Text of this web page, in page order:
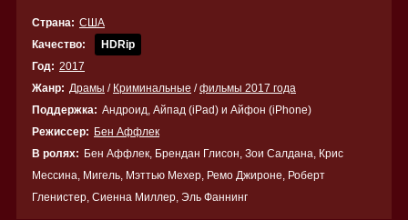
Страна: США
Качество:
HDRip
Год: 2017
Жанр: Драмы / Криминальные /фильмы 2017 года
Поддержка: Андроид, Айпад (iPad) и Айфон (iPhone)
Режиссер: Бен Аффлек
В ролях: Бен Аффлек, Брендан Глисон, Зои Салдана, Крис
Мессина, Мигель, Мэттью Мехер, Ремо Джироне, Роберт
Гленистер, Сиенна Миллер, Эль Фаннинг